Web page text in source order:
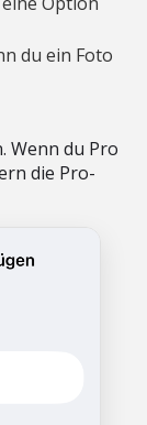
du ein Foto
Wenn du Pro
die Pro-